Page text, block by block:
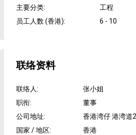
主要分类:
工程
员工人数 (香港): 6 - 10
联络资料
联络人:
张小姐
职衔:
董事
公司地址:
香港湾仔 港湾道
国家 / 地区: 香港